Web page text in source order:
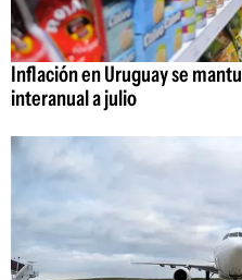
Inflación en Uruguay se
interanual a julio